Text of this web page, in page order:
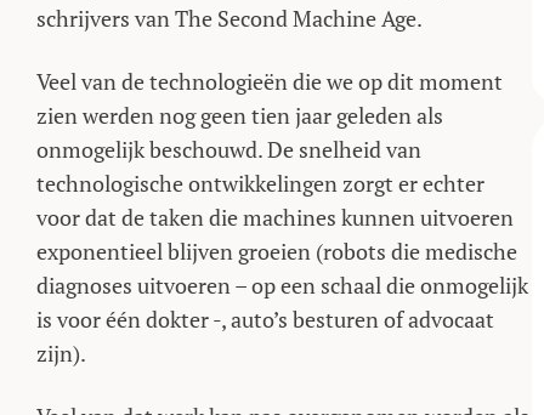
schrijvers van The Second Machine Age.
Veel van de technologieën die we op dit moment
zien werden nog geen tien jaar geleden als
onmogelijk beschouwd. De snelheid van
technologische ontwikkelingen zorgt er echter
voor dat de taken die machines kunnen uitvoeren
exponentieel blijven groeien (robots die medische
diagnoses uitvoeren – op een schaal die onmogelijk
is voor één dokter -, auto’s besturen of advocaat
zijn).